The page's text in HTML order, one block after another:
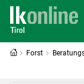
Forst